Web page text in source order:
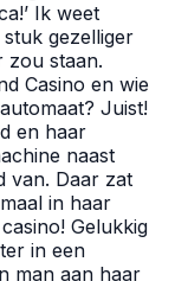
Ik weet
gezelliger
zou staan.
Casino en wie
Juist!
en haar
naast
van. Daar zat
in haar
Gelukkig
in een
man aan haar